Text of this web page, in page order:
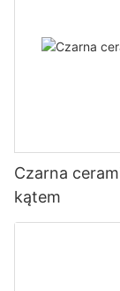
gazowy, grill
#2 Ceramiczne
Kolejnym
kamado,
które stało się
Czarna
kątem